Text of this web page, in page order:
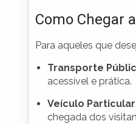
Como Chegar
Para aqueles que
Transporte
acessível e prática.
Veículo
chegada dos